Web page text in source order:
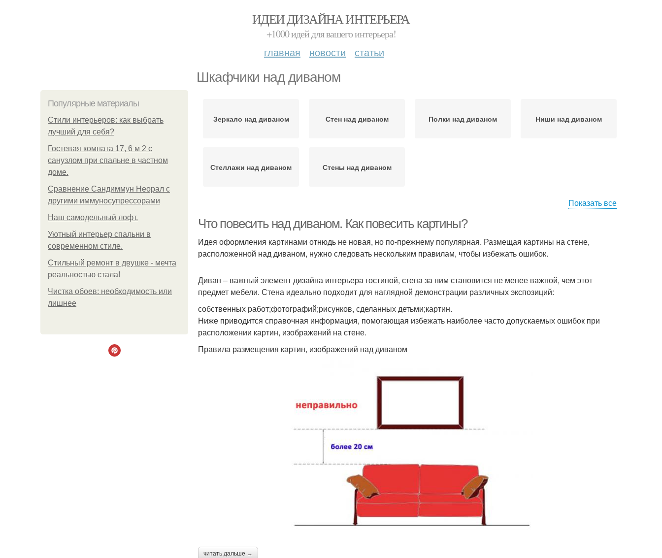
ИДЕИ ДИЗАЙНА ИНТЕРЬЕРА
+1000 идей для вашего интерьера!
главная новости статьи
Шкафчики над диваном
Популярные материалы
Стили интерьеров: как выбрать
лучший для себя?
Гостевая комната 17, 6 м 2 с
санузлом при спальне в частном
доме.
Сравнение Сандиммун Неорал с
другими иммуносупрессорами
Наш самодельный лофт.
Уютный интерьер спальни в
современном стиле.
Стильный ремонт в двушке - мечта
реальностью стала!
Чистка обоев: необходимость или
лишнее
Зеркало над диваном Стен над диваном Полки над диваном Ниши над диваном
Стеллажи над диваном Стены над диваном
Показать все
Что повесить над диваном. Как повесить картины?
Идея оформления картинами отнюдь не новая, но по-прежнему популярная. Размещая картины на стене,
расположенной над диваном, нужно следовать нескольким правилам, чтобы избежать ошибок.
Диван – важный элемент дизайна интерьера гостиной, стена за ним становится не менее важной, чем этот
предмет мебели. Стена идеально подходит для наглядной демонстрации различных экспозиций:
собственных работ;фотографий;рисунков, сделанных детьми;картин.
Ниже приводится справочная информация, помогающая избежать наиболее часто допускаемых ошибок при
расположении картин, изображений на стене.
Правила размещения картин, изображений над диваном
читать дальше →